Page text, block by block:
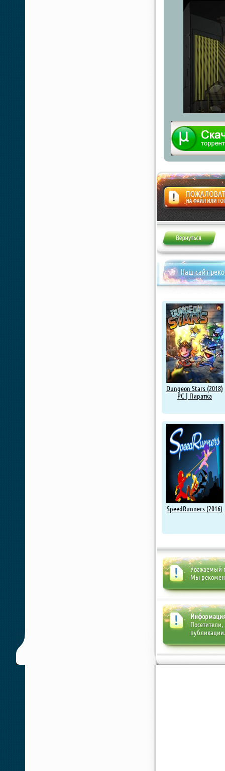
Жалоба
Наш сайт
Dungeon Stars (2018)
PC | Пиратка
SpeedRunners (2016)
Уважаемый
Мы
публикации.